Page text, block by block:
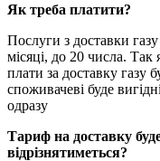
Як треба платити?
Послуги з доставки
місяці, до 20 числа. Так
плати за доставку газу
споживачеві буде
одразу
Тариф на доставку
відрізнятиметься?